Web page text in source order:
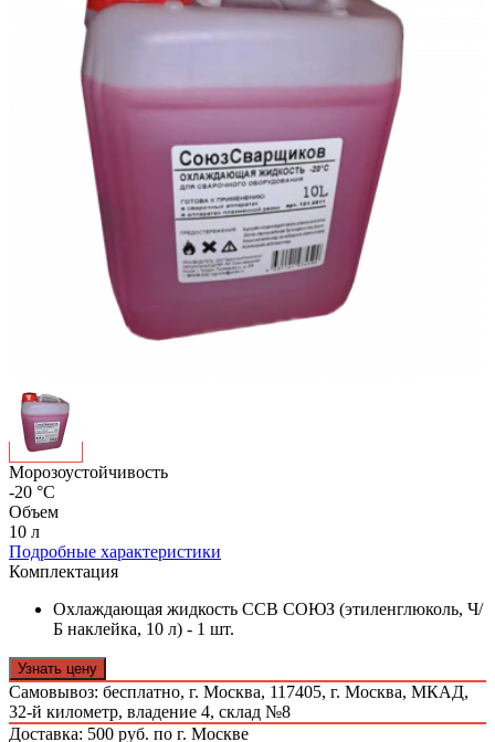
Морозоустойчивость
-20 °С
Объем
10 л
Подробные характеристики
Комплектация
Охлаждающая жидкость ССВ СОЮЗ (этиленглюколь, Ч/
Б наклейка, 10 л) - 1 шт.
Узнать цену
Самовывоз: бесплатно, г. Москва, 117405, г. Москва, МКАД,
32-й километр, владение 4, склад №8
Доставка: 500 руб. по г. Москве